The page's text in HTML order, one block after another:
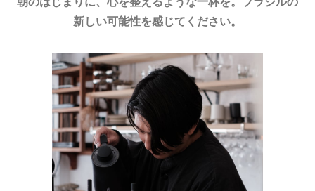
新しい可能性を感じてください。